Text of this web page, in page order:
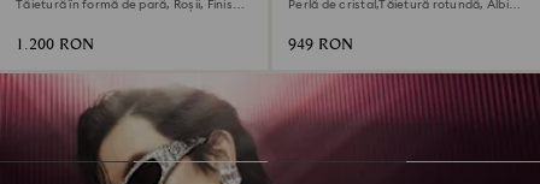
Tăietură în formă de pară, Roșii, Finisaj
1.200 RON
Perlă de cristal,Tăietură rotundă, Albi,
949 RON